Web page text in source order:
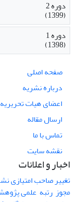
دوره 2
(1399)
دوره 1
(1398)
صفحه اصلی
درباره نشریه
اعضای هیات تحریریه
ارسال مقاله
تماس با ما
نقشه سایت
اخبار و اعلانات
تغییر صاحب امتیازی
مجوز رتبه علمی